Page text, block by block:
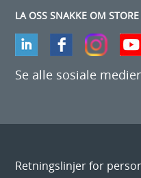
LA OSS SNAKKE OM STORE
Se alle sosiale medier
Retningslinjer for